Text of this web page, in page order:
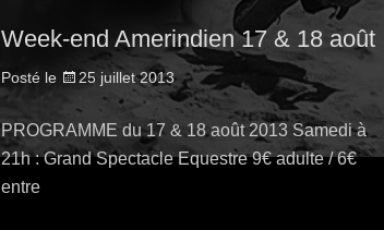
Week-end Amerindien 17 & 18 août
Posté le 25 juillet 2013
PROGRAMME du 17 & 18 août 2013 Samedi à
21h : Grand Spectacle Equestre 9€ adulte / 6€
entre